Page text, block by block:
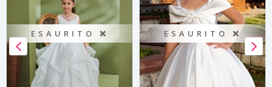
ESAURITO ❌ ESAURITO ❌